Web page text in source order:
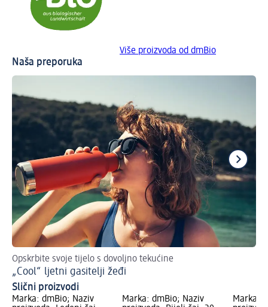
Više proizvoda od dmBio
Naša preporuka
Opskrbite svoje tijelo s dovoljno tekućine
„Cool“ ljetni gasitelji žeđi
Slični proizvodi
Marka: dmBio; Naziv
Marka: dmBio; Naziv
Marka: